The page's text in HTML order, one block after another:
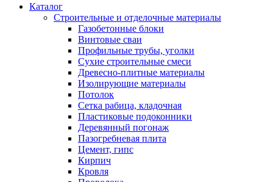
Каталог
Строительные и отделочные материалы
Газобетонные блоки
Винтовые сваи
Профильные трубы, уголки
Сухие строительные смеси
Древесно-плитные материалы
Изолирующие материалы
Потолок
Сетка рабица, кладочная
Пластиковые подоконники
Деревянный погонаж
Пазогребневая плита
Цемент, гипс
Кирпич
Кровля